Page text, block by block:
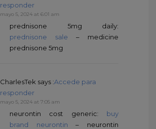
responder
mayo 5, 2024 at 6:01 am
prednisone 5mg daily:
prednisone sale – medicine
prednisone 5mg
CharlesTek says :Accede para
responder
mayo 5, 2024 at 7:05 am
neurontin cost generic: buy
brand neurontin – neurontin